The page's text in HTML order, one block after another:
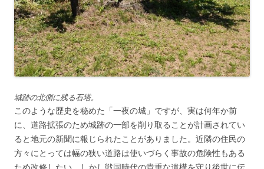
城跡の北側に残る石塔。
このような歴史を秘めた「一夜の城」ですが、実は何年か前
に、道路拡張のため城跡の一部を削り取ることが計画されてい
ると地元の新聞に報じられたことがありました。近隣の住民の
方々にとっては幅の狭い道路は使いづらく事故の危険性もある